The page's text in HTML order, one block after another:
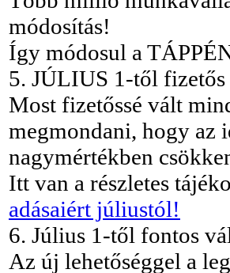
módosítás!
Így módosul a
5. JÚLIUS 1-től
Most fizetőssé vált
megmondani, hogy az
nagymértékben
Itt van a részletes
adásaiért júliustól!
6. Július 1-től fontos
Az új lehetőséggel a